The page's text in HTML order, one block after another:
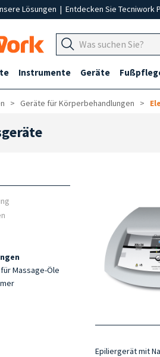
Lösungen | Entdecken Sie Tecniwork
Instrumente Geräte
Geräte für Körperbehandlungen
Massage-Öle
Epiliergerät mit